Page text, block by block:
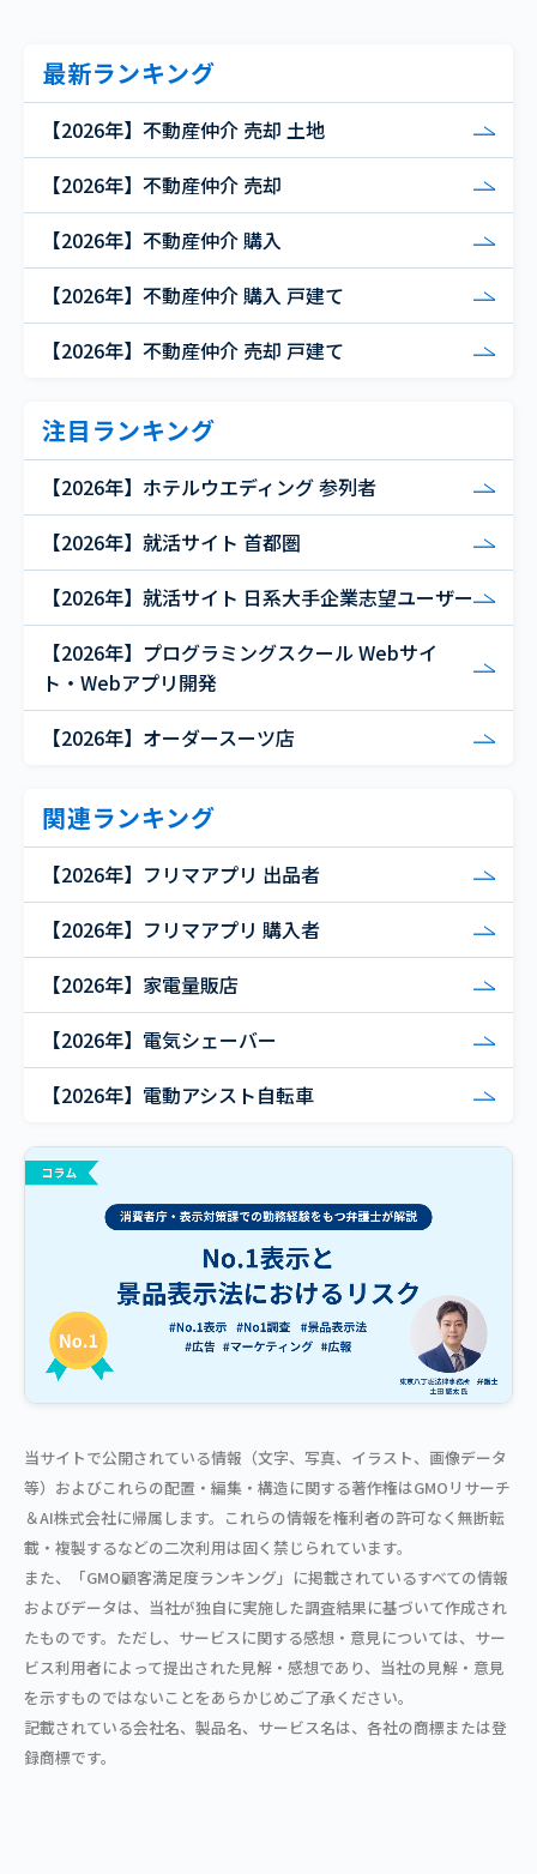
最新ランキング
【2026年】不動産仲介 売却 土地
【2026年】不動産仲介 売却
【2026年】不動産仲介 購入
【2026年】不動産仲介 購入 戸建て
【2026年】不動産仲介 売却 戸建て
注目ランキング
【2026年】ホテルウエディング 参列者
【2026年】就活サイト 首都圏
【2026年】就活サイト 日系大手企業志望ユーザー
【2026年】プログラミングスクール Webサイ
ト・Webアプリ開発
【2026年】オーダースーツ店
関連ランキング
【2026年】フリマアプリ 出品者
【2026年】フリマアプリ 購入者
【2026年】家電量販店
【2026年】電気シェーバー
【2026年】電動アシスト自転車
当サイトで公開されている情報（文字、写真、イラスト、画像データ
等）およびこれらの配置・編集・構造に関する著作権はGMOリサーチ
＆AI株式会社に帰属します。これらの情報を権利者の許可なく無断転
載・複製するなどの二次利用は固く禁じられています。
また、「GMO顧客満足度ランキング」に掲載されているすべての情報
およびデータは、当社が独自に実施した調査結果に基づいて作成され
たものです。ただし、サービスに関する感想・意見については、サー
ビス利用者によって提出された見解・感想であり、当社の見解・意見
を示すものではないことをあらかじめご了承ください。
記載されている会社名、製品名、サービス名は、各社の商標または登
録商標です。